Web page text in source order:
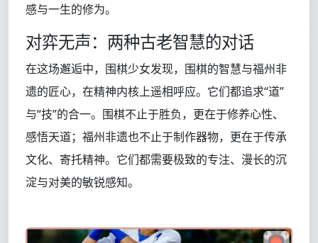
感与一生的修为。
对弈无声：两种古老智慧的对话
在这场邂逅中，围棋少女发现，围棋的智慧与福州非
遗的匠心，在精神内核上遥相呼应。它们都追求“道”
与“技”的合一。围棋不止于胜负，更在于修养心性、
感悟天道；福州非遗也不止于制作器物，更在于传承
文化、寄托精神。它们都需要极致的专注、漫长的沉
淀与对美的敏锐感知。